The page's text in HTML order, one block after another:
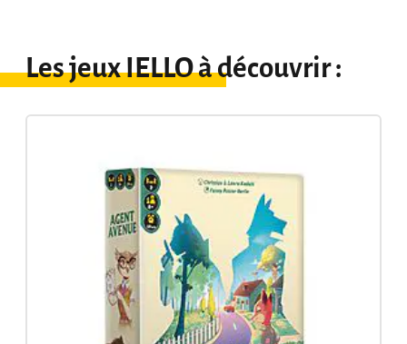
Les jeux IELLO à découvrir :